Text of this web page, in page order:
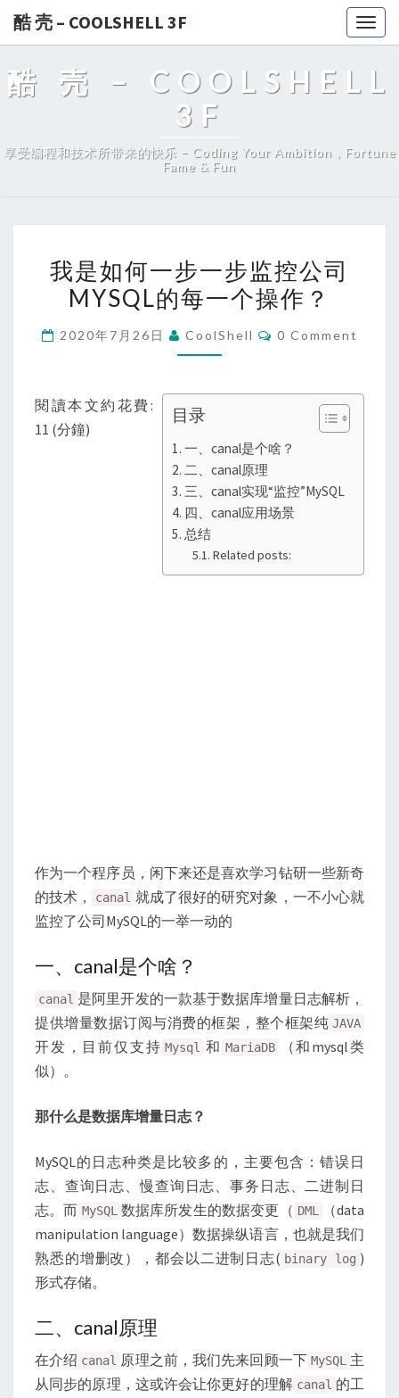
酷 壳 – COOLSHELL 3F
酷 壳 – COOLSHELL
3F
享受编程和技术所带来的快乐 – Coding Your Ambition，Fortune
Fame & Fun
是
如
一
步
监
控
公
司
MYSQL
的
我是如何一步一步监控公司
MYSQL的每一个操作？
2020年7月26日 CoolShell Comments
0 Comment
目录
一、canal是个啥？
二、canal原理
三、canal实现“监控”MySQL
四、canal应用场景
总结
Related posts:
閱讀本文約花費:
11 (分鐘)
作为一个程序员，闲下来还是喜欢学习钻研一些新奇
的技术，
canal 就成了很好的研究对象，一不小心就
监控了公司MySQL的一举一动的
一、canal是个啥？
canal 是阿里开发的一款基于数据库增量日志解析，
提供增量数据订阅与消费的框架，整个框架纯 JAVA
开发，目前仅支持 Mysql 和 MariaDB
（和mysql类
似）。
那什么是数据库增量日志？
MySQL的日志种类是比较多的，主要包含：错误日
志、查询日志、慢查询日志、事务日志、二进制日
志。而 MySQL 数据库所发生的数据变更（ DML
（data
manipulation language）数据操纵语言，也就是我们
熟悉的增删改），都会以二进制日志( binary log )
形式存储。
二、canal原理
在介绍 canal 原理之前，我们先来回顾一下 MySQL
主
从同步的原理，这或许会让你更好的理解 canal 的工